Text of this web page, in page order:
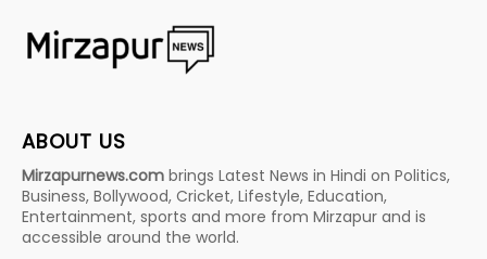
ABOUT US
Mirzapurnews.com brings Latest News in Hindi on Politics,
Business, Bollywood, Cricket, Lifestyle, Education,
Entertainment, sports and more from Mirzapur and is
accessible around the world.